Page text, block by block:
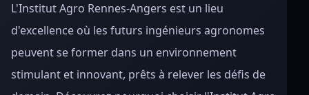
L'Institut Agro Rennes-Angers est un lieu
d'excellence où les futurs ingénieurs agronomes
peuvent se former dans un environnement
stimulant et innovant, prêts à relever les défis de